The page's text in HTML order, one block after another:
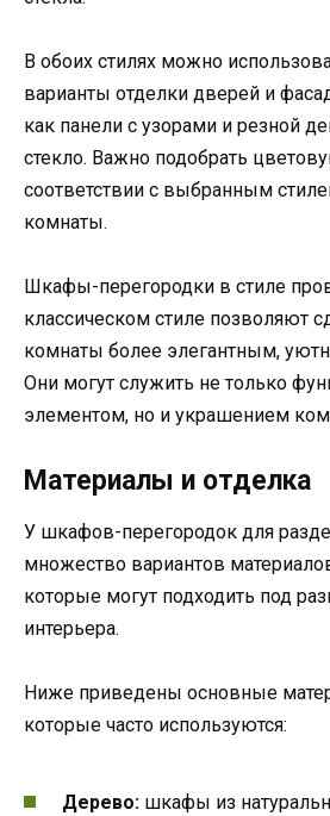
В обоих стилях можно
варианты отделки дверей и
как панели с узорами и резной
стекло. Важно подобрать
соответствии с выбранным
комнаты.
Шкафы-перегородки в стиле
классическом стиле позволяют
комнаты более элегантным,
Они могут служить не только
элементом, но и украшением
Материалы и отделка
У шкафов-перегородок для
множество вариантов
которые могут подходить под
интерьера.
Ниже приведены основные
которые часто используются:
Дерево: шкафы из